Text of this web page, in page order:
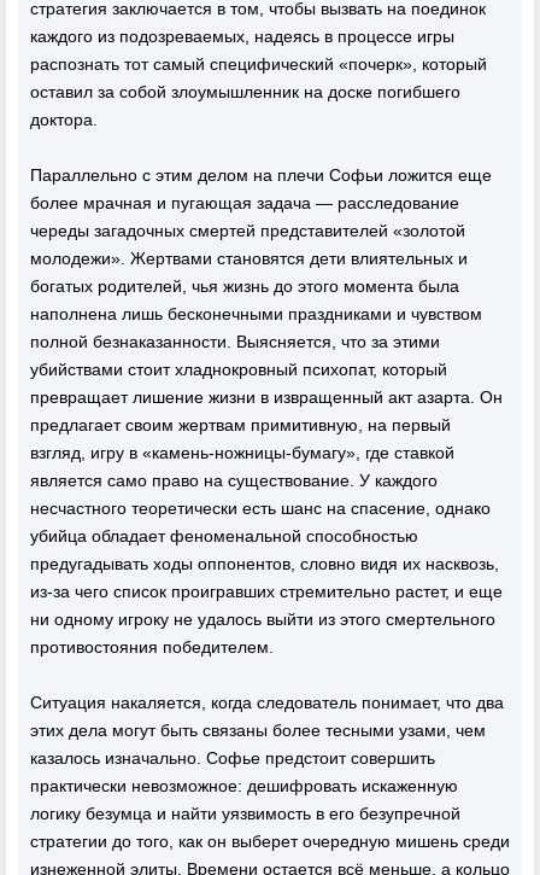
стратегия заключается в том, чтобы вызвать на поединок
каждого из подозреваемых, надеясь в процессе игры
распознать тот самый специфический «почерк», который
оставил за собой злоумышленник на доске погибшего
доктора.
Параллельно с этим делом на плечи Софьи ложится еще
более мрачная и пугающая задача — расследование
череды загадочных смертей представителей «золотой
молодежи». Жертвами становятся дети влиятельных и
богатых родителей, чья жизнь до этого момента была
наполнена лишь бесконечными праздниками и чувством
полной безнаказанности. Выясняется, что за этими
убийствами стоит хладнокровный психопат, который
превращает лишение жизни в извращенный акт азарта. Он
предлагает своим жертвам примитивную, на первый
взгляд, игру в «камень-ножницы-бумагу», где ставкой
является само право на существование. У каждого
несчастного теоретически есть шанс на спасение, однако
убийца обладает феноменальной способностью
предугадывать ходы оппонентов, словно видя их насквозь,
из-за чего список проигравших стремительно растет, и еще
ни одному игроку не удалось выйти из этого смертельного
противостояния победителем.
Ситуация накаляется, когда следователь понимает, что два
этих дела могут быть связаны более тесными узами, чем
казалось изначально. Софье предстоит совершить
практически невозможное: дешифровать искаженную
логику безумца и найти уязвимость в его безупречной
стратегии до того, как он выберет очередную мишень среди
изнеженной элиты. Времени остается всё меньше, а кольцо